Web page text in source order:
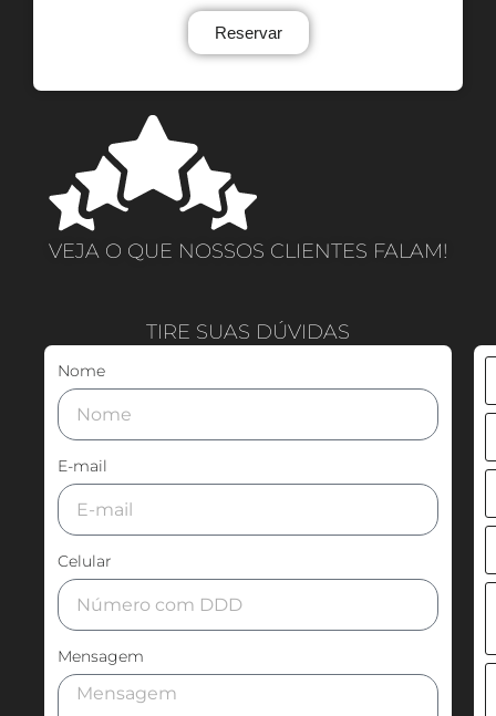
Reservar
VEJA O QUE NOSSOS CLIENTES FALAM!
TIRE SUAS DÚVIDAS
Nome
E-mail
Celular
Mensagem